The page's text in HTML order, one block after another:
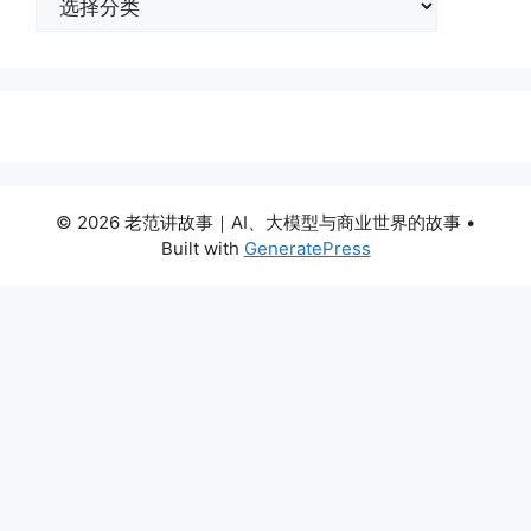
© 2026 老范讲故事｜AI、大模型与商业世界的故事 •
Built with GeneratePress